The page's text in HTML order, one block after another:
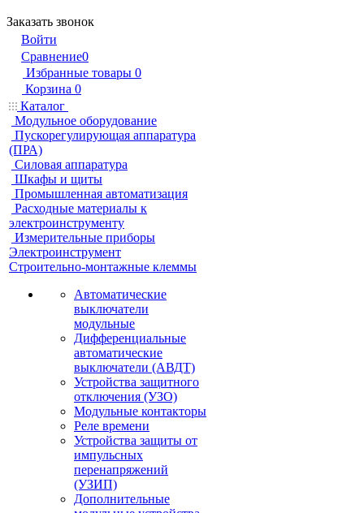
Заказать звонок
Войти
Сравнение0
Избранные товары 0
Корзина 0
Каталог
Модульное оборудование
Пускорегулирующая аппаратура
(ПРА)
Силовая аппаратура
Шкафы и щиты
Промышленная автоматизация
Расходные материалы к
электроинструменту
Измерительные приборы
Электроинструмент
Строительно-монтажные клеммы
Автоматические
выключатели
модульные
Дифференциальные
автоматические
выключатели (АВДТ)
Устройства защитного
отключения (УЗО)
Модульные контакторы
Реле времени
Устройства защиты от
импульсных
перенапряжений
(УЗИП)
Дополнительные